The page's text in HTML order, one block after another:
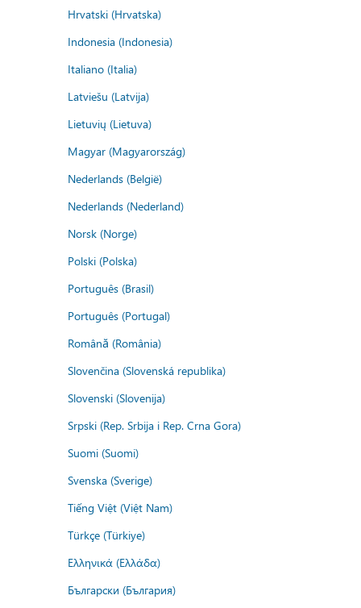
Hrvatski (Hrvatska)
Indonesia (Indonesia)
Italiano (Italia)
Latviešu (Latvija)
Lietuvių (Lietuva)
Magyar (Magyarország)
Nederlands (België)
Nederlands (Nederland)
Norsk (Norge)
Polski (Polska)
Português (Brasil)
Português (Portugal)
Română (România)
Slovenčina (Slovenská republika)
Slovenski (Slovenija)
Srpski (Rep. Srbija i Rep. Crna Gora)
Suomi (Suomi)
Svenska (Sverige)
Tiếng Việt (Việt Nam)
Türkçe (Türkiye)
Ελληνικά (Ελλάδα)
Български (България)